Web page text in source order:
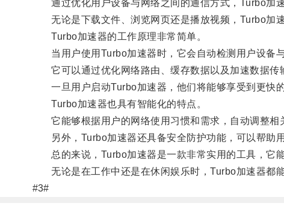
通过优化用户设备与网络之间的通信方式，Turbo加速
无论是下载文件、浏览网页还是播放视频，Turbo加速
Turbo加速器的工作原理非常简单。
当用户使用Turbo加速器时，它会自动检测用户设备与
它可以通过优化网络路由、缓存数据以及加速数据传
一旦用户启动Turbo加速器，他们将能够享受到更快的
Turbo加速器也具有智能化的特点。
它能够根据用户的网络使用习惯和需求，自动调整相
另外，Turbo加速器还具备安全防护功能，可以帮助用
总的来说，Turbo加速器是一款非常实用的工具，它能
无论是在工作中还是在休闲娱乐时，Turbo加速器都能
#3#